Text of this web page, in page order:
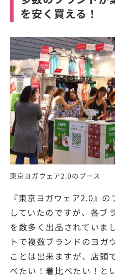
を安く買える！
東京ヨガウェア2.0のブース
『東京ヨガウェア2.0』
していたのですが、各ブ
を数多く出品されていま
トで複数ブランドのヨガ
ことは出来ますが、店頭
べたい！着比べたい！と